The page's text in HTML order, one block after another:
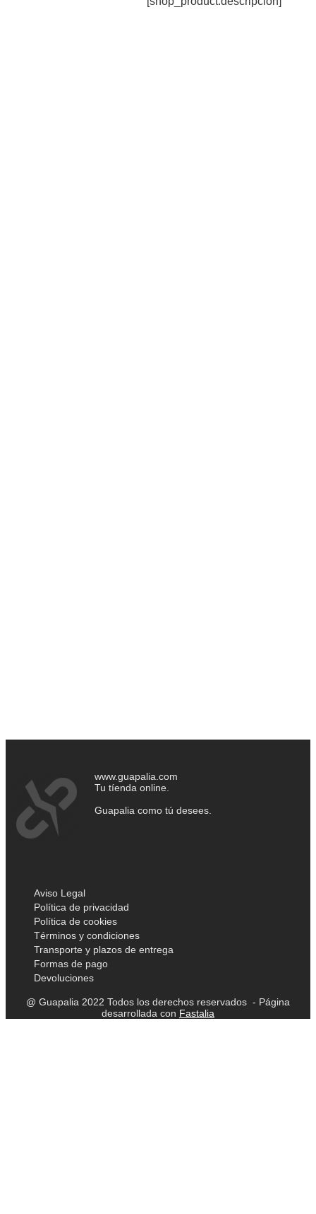
www.guapalia.com
Tu tíenda online.
Guapalia como tú desees.
Aviso Legal
Política de privacidad
Política de cookies
Términos y condiciones
Transporte y plazos de entrega
Formas de pago
Devoluciones
@ Guapalia 2022 Todos los derechos reservados - Página
desarrollada con Fastalia